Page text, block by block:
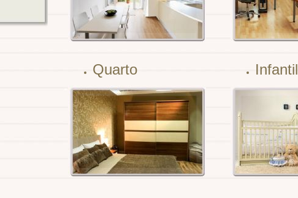
Quarto Infantil